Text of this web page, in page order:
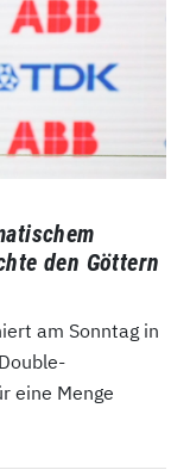
den Göttern
am Sonntag in
eine Menge